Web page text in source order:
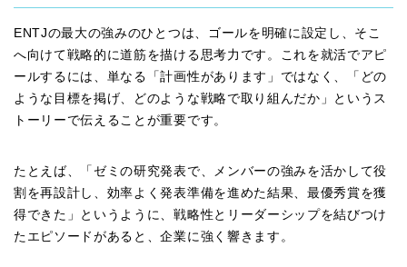
ENTJの最大の強みのひとつは、ゴールを明確に設定し、そこ
へ向けて戦略的に道筋を描ける思考力です。これを就活でアピ
ールするには、単なる「計画性があります」ではなく、「どの
ような目標を掲げ、どのような戦略で取り組んだか」というス
トーリーで伝えることが重要です。
たとえば、「ゼミの研究発表で、メンバーの強みを活かして役
割を再設計し、効率よく発表準備を進めた結果、最優秀賞を獲
得できた」というように、戦略性とリーダーシップを結びつけ
たエピソードがあると、企業に強く響きます。